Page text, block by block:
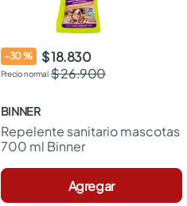
-30%
$ 18.830
$ 26.900
BINNER
Repelente sanitario mascotas
700 ml Binner
Agregar